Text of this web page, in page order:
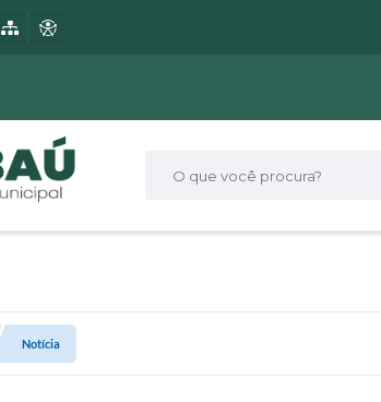
O que você procura?
Notícia